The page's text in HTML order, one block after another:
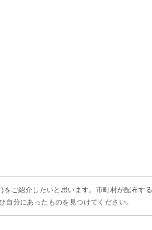
ご紹介したいと思います。市町村が配布する
分にあったものを見つけてください。